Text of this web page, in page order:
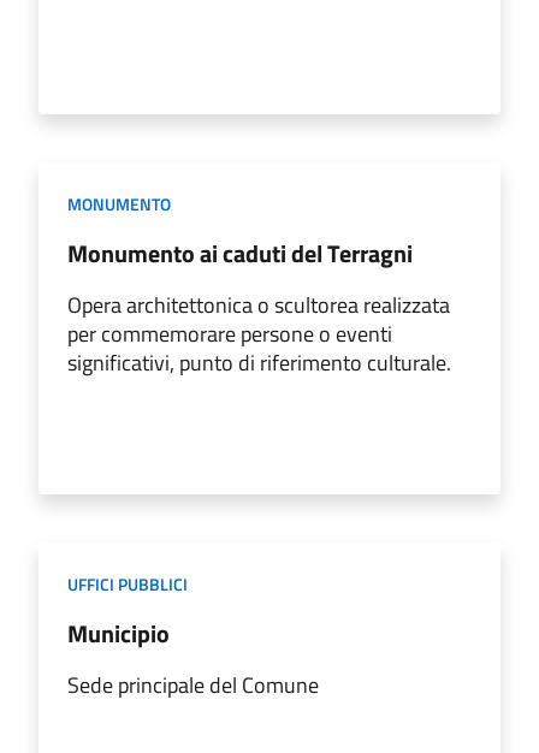
MONUMENTO
Monumento ai caduti del Terragni
Opera architettonica o scultorea realizzata
per commemorare persone o eventi
significativi, punto di riferimento culturale.
UFFICI PUBBLICI
Municipio
Sede principale del Comune